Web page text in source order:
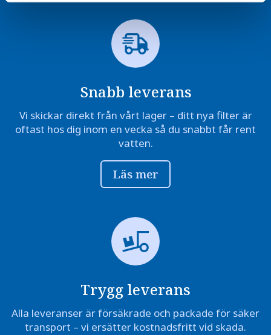
Snabb leverans
Vi skickar direkt från vårt lager – ditt nya filter är
oftast hos dig inom en vecka så du snabbt får rent
vatten.
Läs mer
Trygg leverans
Alla leveranser är försäkrade och packade för säker
transport – vi ersätter kostnadsfritt vid skada.